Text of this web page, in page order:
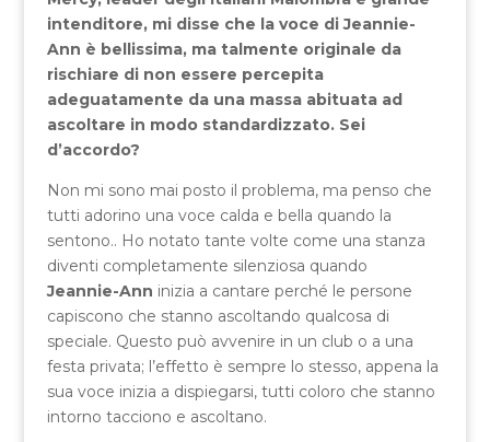
intenditore, mi disse che la voce di Jeannie-
Ann è bellissima, ma talmente originale da
rischiare di non essere percepita
adeguatamente da una massa abituata ad
ascoltare in modo standardizzato. Sei
d’accordo?
Non mi sono mai posto il problema, ma penso che
tutti adorino una voce calda e bella quando la
sentono.. Ho notato tante volte come una stanza
diventi completamente silenziosa quando
Jeannie-Ann inizia a cantare perché le persone
capiscono che stanno ascoltando qualcosa di
speciale. Questo può avvenire in un club o a una
festa privata; l’effetto è sempre lo stesso, appena la
sua voce inizia a dispiegarsi, tutti coloro che stanno
intorno tacciono e ascoltano.